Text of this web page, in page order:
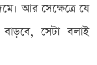
আর সেক্ষেত্রে যে
বাড়বে, সেটা বলাই